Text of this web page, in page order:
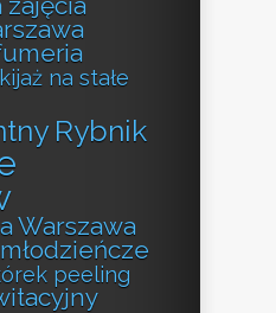
na stałe
Rybnik
Warszawa
młodzieńcze
peeling